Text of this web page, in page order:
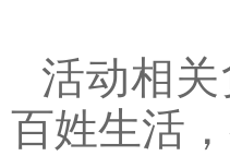
活动相
百姓生活